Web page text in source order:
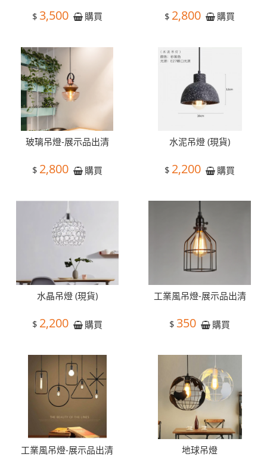
$ 3,500 購買 $ 2,800 購買
玻璃吊燈-展示品出清
$ 2,800 購買
水泥吊燈 (現貨)
$ 2,200 購買
水晶吊燈 (現貨)
$ 2,200 購買
工業風吊燈-展示品出清
$ 350 購買
工業風吊燈-展示品出清 地球吊燈